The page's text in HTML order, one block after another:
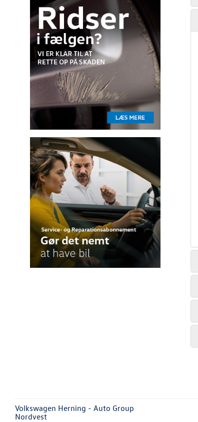
Volkswagen Herning - Auto Group
Nordvest